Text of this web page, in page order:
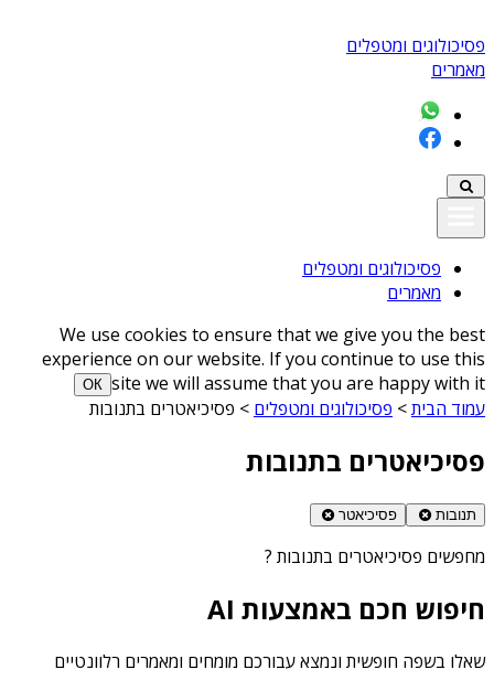
פסיכולוגים ומטפלים
מאמרים
פסיכולוגים ומטפלים
מאמרים
We use cookies to ensure that we give you the best
experience on our website. If you continue to use this
site we will assume that you are happy with it
ОК
עמוד הבית> פסיכולוגים ומטפלים > פסיכיאטרים בתנובות
פסיכיאטרים בתנובות
תנובות פסיכיאטר
מחפשים פסיכיאטרים בתנובות ?
חיפוש חכם באמצעות AI
שאלו בשפה חופשית ונמצא עבורכם מומחים ומאמרים רלוונטיים